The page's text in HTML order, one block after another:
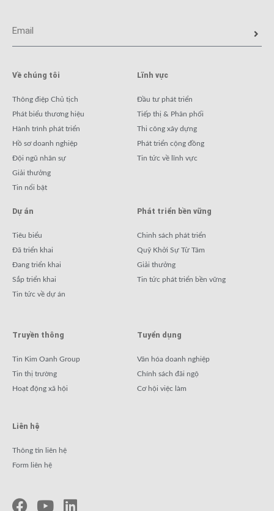
Về chúng tôi
Thông điệp Chủ tịch
Phát biểu thương hiệu
Hành trình phát triển
Hồ sơ doanh nghiệp
Đội ngũ nhân sự
Giải thưởng
Tin nổi bật
Lĩnh vực
Đầu tư phát triển
Tiếp thị & Phân phối
Thi công xây dựng
Phát triển cộng đồng
Tin tức về lĩnh vực
Dự án
Tiêu biểu
Đã triển khai
Đang triển khai
Sắp triển khai
Tin tức về dự án
Phát triển bền vững
Chinh sách phát triển
Quỹ Khởi Sự Từ Tâm
Giải thưởng
Tin tức phát triển bền vững
Truyền thông
Tin Kim Oanh Group
Tin thị trường
Hoạt động xã hội
Tuyển dụng
Văn hóa doanh nghiệp
Chính sách đãi ngộ
Cơ hội việc làm
Liên hệ
Thông tin liên hệ
Form liên hệ